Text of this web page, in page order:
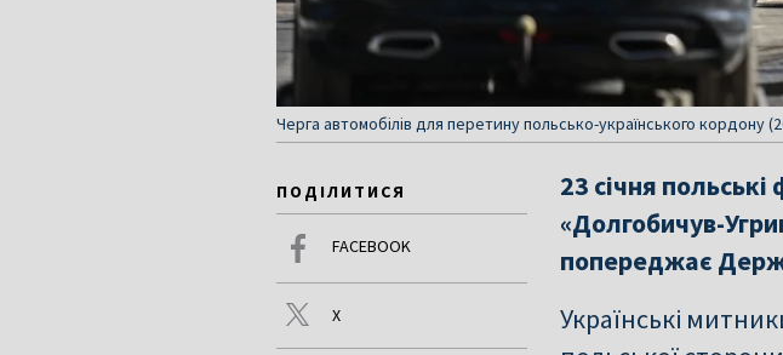
Черга автомобілів для перетину польсько-українського кордону
ПОДІЛИТИСЯ
FACEBOOK
X
23 січня
«Долгобичув-
попереджає
Українські